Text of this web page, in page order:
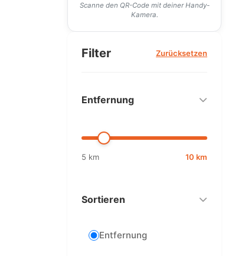
Scanne den QR-Code mit deiner Handy-
Kamera.
Filter Zurücksetzen
Entfernung
5 km 10 km
Sortieren
Entfernung